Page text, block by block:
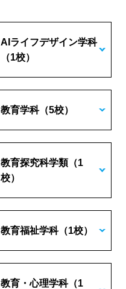
AIライフデザイン学科
（1校）
教育学科（5校）
教育探究科学類（1
校）
教育福祉学科（1校）
教育・心理学科（1